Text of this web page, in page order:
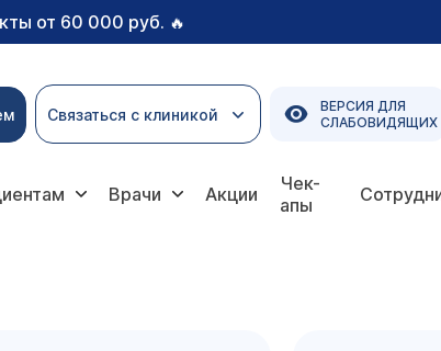
от 60 000 руб. 🔥
Связаться с клиникой
ВЕРСИЯ ДЛЯ
СЛАБОВИДЯЩИХ
Врачи Акции
Чек-
апы